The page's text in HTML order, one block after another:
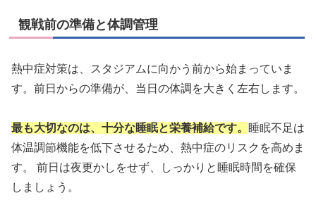
観戦前の準備と体調管理
熱中症対策は、スタジアムに向かう前から始まっていま
す。前日からの準備が、当日の体調を大きく左右します。
最も大切なのは、十分な睡眠と栄養補給です。
睡眠不足は
体温調節機能を低下させるため、熱中症のリスクを高めま
す。 前日は夜更かしをせず、しっかりと睡眠時間を確保
しましょう。